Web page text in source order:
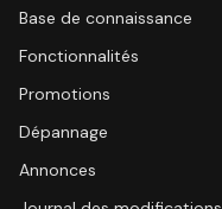
Base de connaissance
Fonctionnalités
Promotions
Dépannage
Annonces